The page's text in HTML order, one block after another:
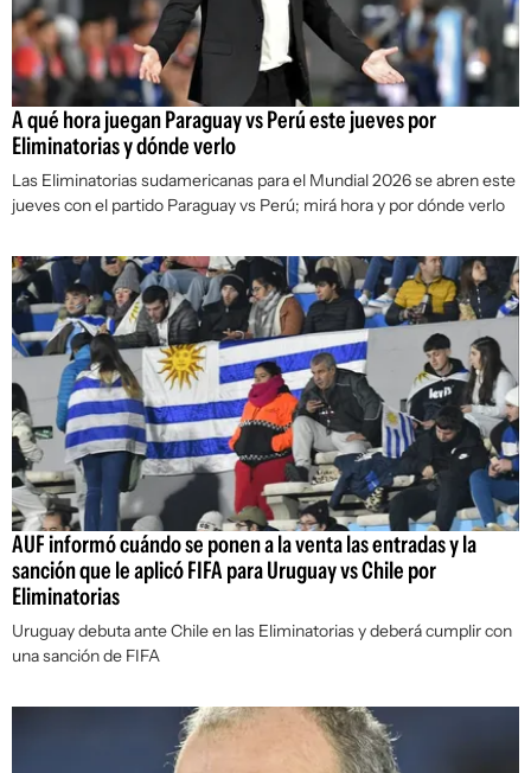
A qué hora juegan Paraguay vs Perú este jueves por
Eliminatorias y dónde verlo
Las Eliminatorias sudamericanas para el Mundial 2026 se abren este
jueves con el partido Paraguay vs Perú; mirá hora y por dónde verlo
AUF informó cuándo se ponen a la venta las entradas y la
sanción que le aplicó FIFA para Uruguay vs Chile por
Eliminatorias
Uruguay debuta ante Chile en las Eliminatorias y deberá cumplir con
una sanción de FIFA